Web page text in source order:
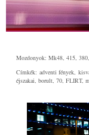
Mozdonyok: Mk48, 415,
Címkék: adventi fények,
éjszakai, borult, 70, FLIRT,